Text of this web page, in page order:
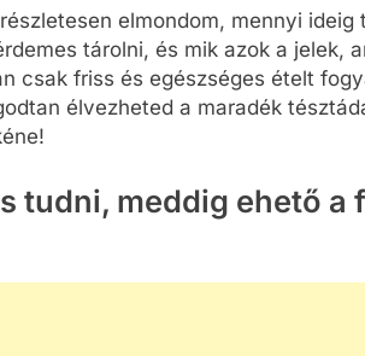
elmondom, mennyi
tárolni, és mik azok a jelek,
csak friss és egészséges ételt
élvezheted a maradék
tudni, meddig ehető a